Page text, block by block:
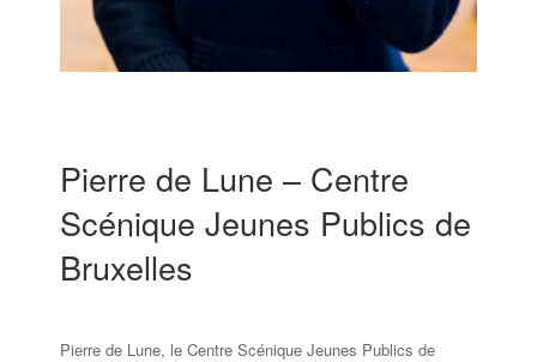
Pierre de Lune – Centre
Scénique Jeunes Publics de
Bruxelles
Pierre de Lune, le Centre Scénique Jeunes Publics de